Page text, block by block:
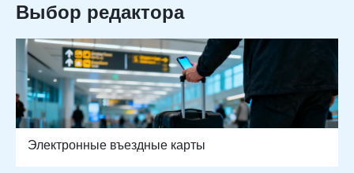
Выбор редактора
Электронные въездные карты